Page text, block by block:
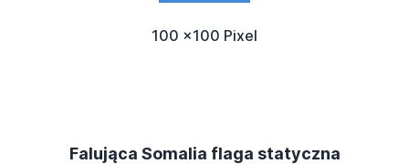
100 x100 Pixel
Falująca Somalia flaga statyczna